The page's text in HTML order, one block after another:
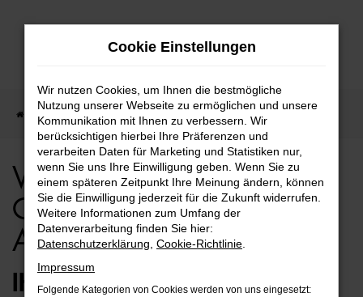
Zum
Startseite VW VW Taigo VW Taigo Gebrauchtwagen Angebote
VW Taigo
Gebrauchtwagen
Angebote
IHR GÜNSTIGER VW TAIGO
Cookie Einstellungen
Wir nutzen Cookies, um Ihnen die bestmögliche
Nutzung unserer Webseite zu ermöglichen und unsere
Kommunikation mit Ihnen zu verbessern. Wir
berücksichtigen hierbei Ihre Präferenzen und
verarbeiten Daten für Marketing und Statistiken nur,
wenn Sie uns Ihre Einwilligung geben. Wenn Sie zu
einem späteren Zeitpunkt Ihre Meinung ändern, können
Sie die Einwilligung jederzeit für die Zukunft widerrufen.
Weitere Informationen zum Umfang der
Datenverarbeitung finden Sie hier:
Datenschutzerklärung Cookie-Richtlinie
Impressum
Folgende Kategorien von Cookies werden von uns eingesetzt: